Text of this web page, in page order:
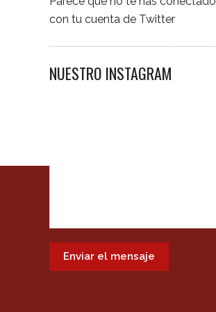
con tu cuenta de Twitter
NUESTRO INSTAGRAM